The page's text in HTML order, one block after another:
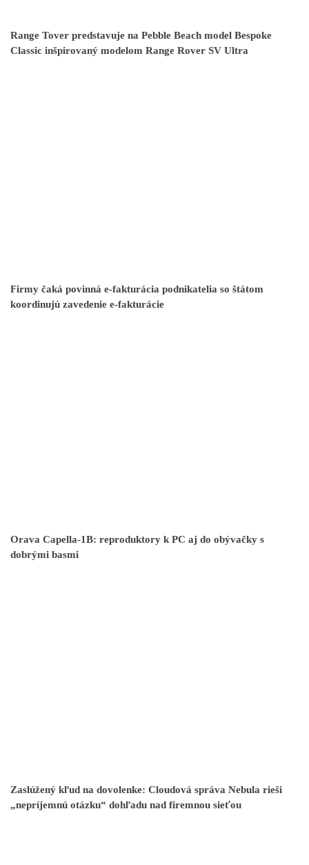
Range Tover predstavuje na Pebble Beach model Bespoke
Classic inšpirovaný modelom Range Rover SV Ultra
Firmy čaká povinná e-fakturácia podnikatelia so štátom
koordinujú zavedenie e-fakturácie
Orava Capella-1B: reproduktory k PC aj do obývačky s
dobrými basmi
Zaslúžený kľud na dovolenke: Cloudová správa Nebula rieši
„nepríjemnú otázku“ dohľadu nad firemnou sieťou